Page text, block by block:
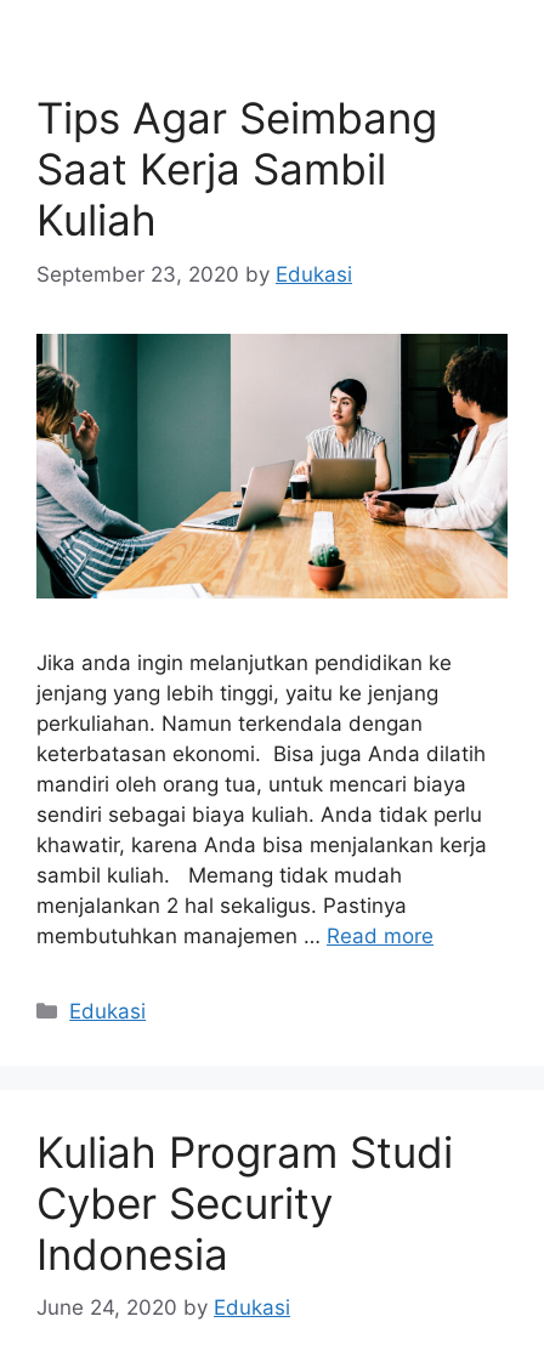
Tips Agar Seimbang
Saat Kerja Sambil
Kuliah
September 23, 2020 by Edukasi
Jika anda ingin melanjutkan pendidikan ke
jenjang yang lebih tinggi, yaitu ke jenjang
perkuliahan. Namun terkendala dengan
keterbatasan ekonomi. Bisa juga Anda dilatih
mandiri oleh orang tua, untuk mencari biaya
sendiri sebagai biaya kuliah. Anda tidak perlu
khawatir, karena Anda bisa menjalankan kerja
sambil kuliah. Memang tidak mudah
menjalankan 2 hal sekaligus. Pastinya
membutuhkan manajemen … Read more
Categories
Edukasi
Kuliah Program Studi
Cyber Security
Indonesia
June 24, 2020 by Edukasi